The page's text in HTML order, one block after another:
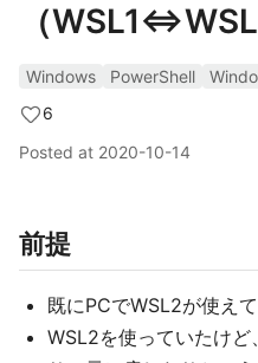
（
Windows PowerShell
6
Posted at 2020-10-14
前提
既にPCでWSL2が使えて
WSL2を使っていたけど